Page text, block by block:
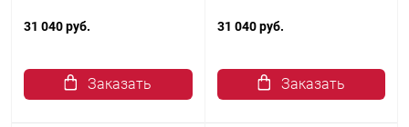
31 040 руб.
Заказать
31 040 руб.
Заказать